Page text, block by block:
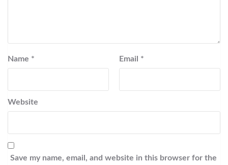
Name * Email *
Website
Save my name, email, and website in this browser for the